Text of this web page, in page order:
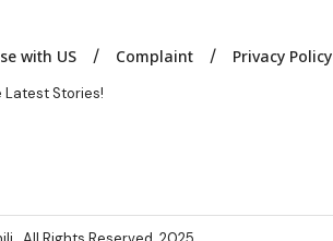
with US Complaint Privacy Policy
Latest Stories!